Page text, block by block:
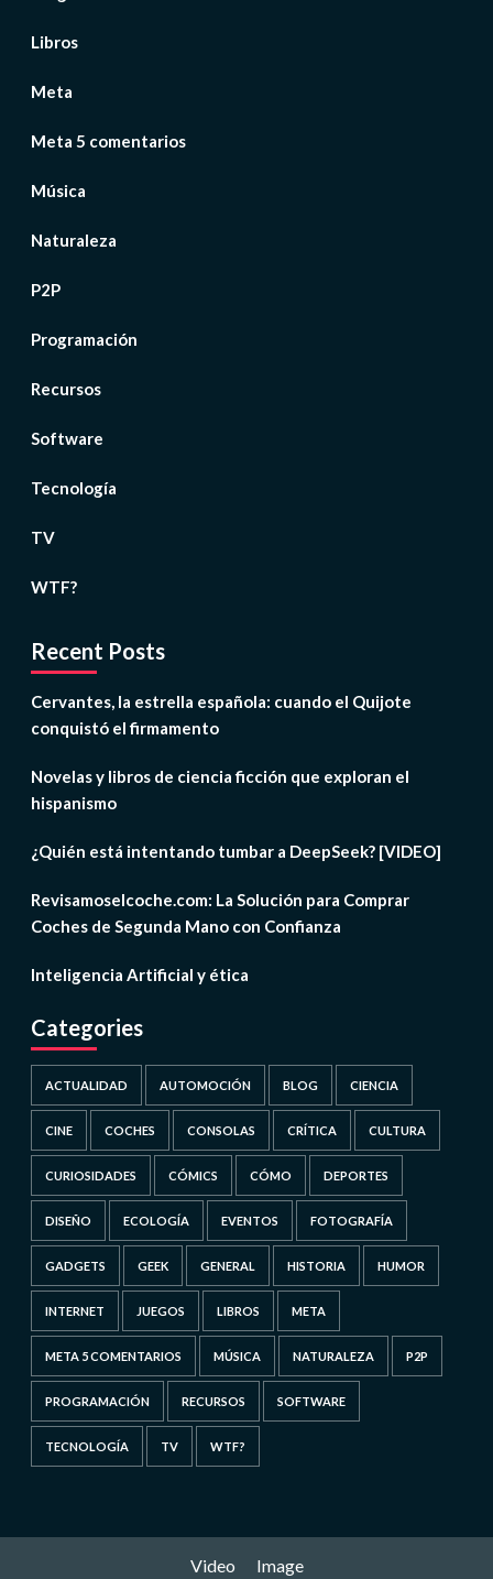
Libros
Meta
Meta 5 comentarios
Música
Naturaleza
P2P
Programación
Recursos
Software
Tecnología
TV
WTF?
Recent Posts
Cervantes, la estrella española: cuando el Quijote
conquistó el firmamento
Novelas y libros de ciencia ficción que exploran el
hispanismo
¿Quién está intentando tumbar a DeepSeek? [VIDEO]
Revisamoselcoche.com: La Solución para Comprar
Coches de Segunda Mano con Confianza
Inteligencia Artificial y ética
Categories
ACTUALIDAD AUTOMOCIÓN BLOG CIENCIA
CINE COCHES CONSOLAS CRÍTICA CULTURA
CURIOSIDADES CÓMICS CÓMO DEPORTES
DISEÑO ECOLOGÍA EVENTOS FOTOGRAFÍA
GADGETS GEEK GENERAL HISTORIA HUMOR
INTERNET JUEGOS LIBROS META
META 5 COMENTARIOS MÚSICA NATURALEZA P2P
PROGRAMACIÓN RECURSOS SOFTWARE
TECNOLOGÍA TV WTF?
Video Image